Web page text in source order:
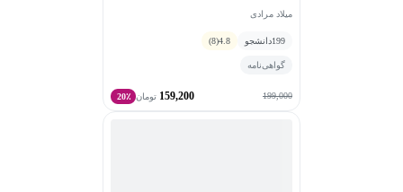
میلاد مرادی
199دانشجو 4.8
(8)
گواهی‌نامه
199,000
159,200 تومان 20٪